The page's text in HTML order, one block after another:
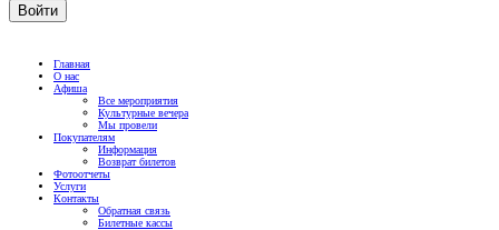
Главная
О нас
Афиша
Все мероприятия
Культурные вечера
Мы провели
Покупателям
Информация
Возврат билетов
Фотоотчеты
Услуги
Контакты
Обратная связь
Билетные кассы